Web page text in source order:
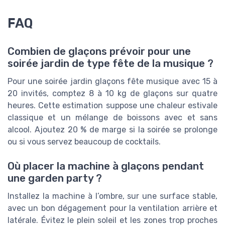
FAQ
Combien de glaçons prévoir pour une
soirée jardin de type fête de la musique ?
Pour une soirée jardin glaçons fête musique avec 15 à
20 invités, comptez 8 à 10 kg de glaçons sur quatre
heures. Cette estimation suppose une chaleur estivale
classique et un mélange de boissons avec et sans
alcool. Ajoutez 20 % de marge si la soirée se prolonge
ou si vous servez beaucoup de cocktails.
Où placer la machine à glaçons pendant
une garden party ?
Installez la machine à l’ombre, sur une surface stable,
avec un bon dégagement pour la ventilation arrière et
latérale. Évitez le plein soleil et les zones trop proches